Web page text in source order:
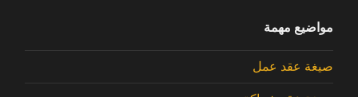
مواضيع مهمة
صيغة عقد عمل